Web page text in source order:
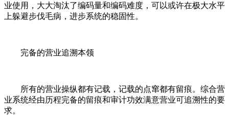
业使用，大大淘汰了编码量和编码难度，可以或许在极大水平
上躲避步伐毛病，进步系统的稳固性。
完备的营业追溯本领
所有的营业操纵都有记载，记载的点窜都有留痕。综合营
业系统经由历程完备的留痕和审计功效满意营业可追溯性的要
求。